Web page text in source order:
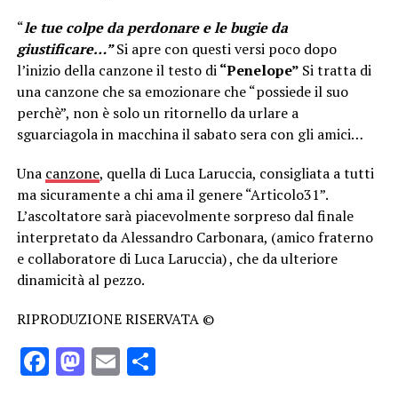
“le tue colpe da perdonare e le bugie da
giustificare…”Si apre con questi versi poco dopo
l’inizio della canzone il testo di“Penelope” Si tratta di
una canzone che sa emozionare che “possiede il suo
perchè”, non è solo un ritornello da urlare a
sguarciagola in macchina il sabato sera con gli amici…
Una canzone, quella di Luca Laruccia, consigliata a tutti
ma sicuramente a chi ama il genere “Articolo31”.
L’ascoltatore sarà piacevolmente sorpreso dal finale
interpretato da Alessandro Carbonara, (amico fraterno
e collaboratore di Luca Laruccia) , che da ulteriore
dinamicità al pezzo.
RIPRODUZIONE RISERVATA ©
Facebook
Mastodon
EmailCondividi